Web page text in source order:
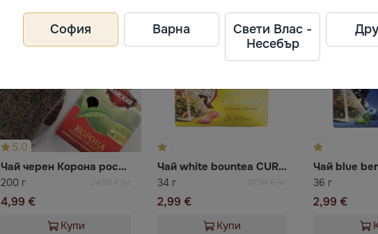
5.0
Чай черен Корона российской империи Майский
200 г 24,95 €/кг
4,99 €
Купи
Чай white bountea CURTIS
34 г 87,94 €/кг
2,99 €
Купи
36 г
2,99 €
София Варна
Свети Влас -
Несебър